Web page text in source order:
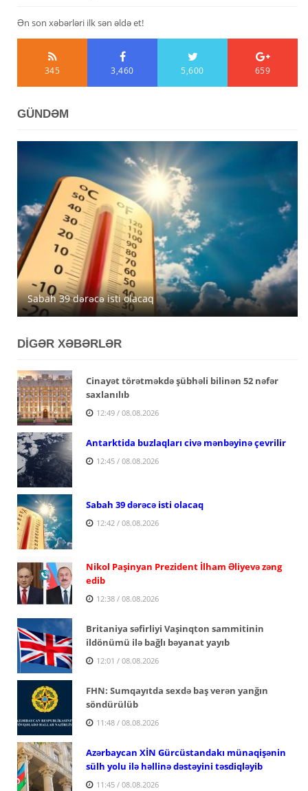
Ən son xəbərləri ilk sən əldə et!
345 3,460 5,600 659
GÜNDƏM
Sabah 39 dərəcə isti olacaq
Avqustun 6-da Azərbaycanda 39 dərəcəyədək isti
müşahidə olunacaq
Azərbaycanda avqustun 5-nə gözlənilən hava şəraiti
açıqlanıb
DİGƏR XƏBƏRLƏR
Cinayət törətməkdə şübhəli bilinən 52 nəfər
saxlanılıb
12:49 / 08.08.2026
Antarktida buzlaqları civə mənbəyinə çevrilir
12:45 / 08.08.2026
Sabah 39 dərəcə isti olacaq
12:42 / 08.08.2026
Nikol Paşinyan Prezident İlham Əliyevə zəng
edib
12:38 / 08.08.2026
Britaniya səfirliyi Vaşinqton sammitinin
ildönümü ilə bağlı bəyanat yayıb
12:01 / 08.08.2026
FHN: Sumqayıtda sexdə baş verən yanğın
söndürülüb
11:48 / 08.08.2026
Azərbaycan XİN Gürcüstandakı münaqişənin
sülh yolu ilə həllinə dəstəyini təsdiqləyib
11:45 / 08.08.2026